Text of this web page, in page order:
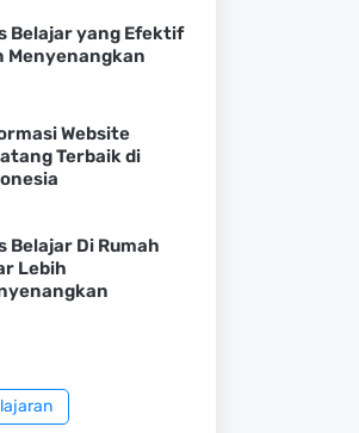
Belajar yang Efektif
Menyenangkan
Website
Terbaik di
Belajar Di Rumah
Lebih